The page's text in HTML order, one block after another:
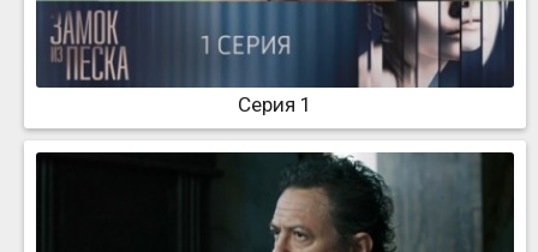
Серия 1